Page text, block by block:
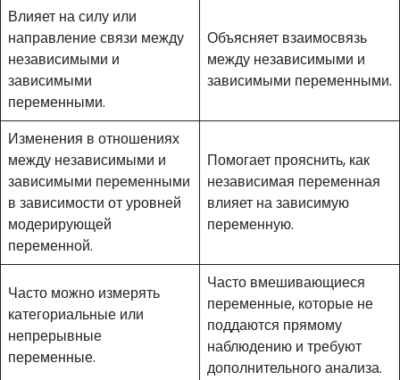
Влияет на силу или
направление связи между
независимыми и
зависимыми
переменными.
Объясняет взаимосвязь
между независимыми и
зависимыми переменными.
Изменения в отношениях
между независимыми и
зависимыми переменными
в зависимости от уровней
модерирующей
переменной.
Помогает прояснить, как
независимая переменная
влияет на зависимую
переменную.
Часто можно измерять
категориальные или
непрерывные
переменные.
Часто вмешивающиеся
переменные, которые не
поддаются прямому
наблюдению и требуют
дополнительного анализа.